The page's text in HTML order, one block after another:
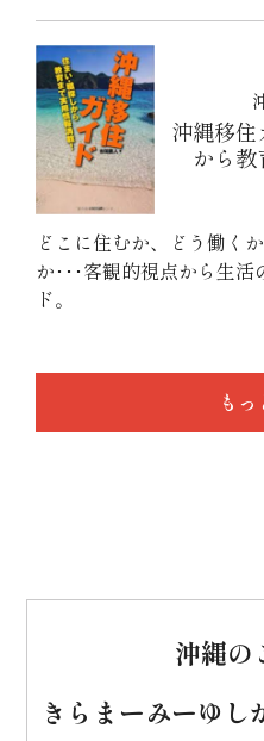
沖縄移
から
どこに住むか、どう働く
か･･･客観的視点から生
ド。
もっ
沖縄の
きらまーみーゆし